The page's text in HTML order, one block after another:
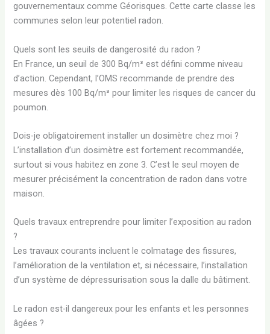
gouvernementaux comme Géorisques. Cette carte classe les
communes selon leur potentiel radon.
Quels sont les seuils de dangerosité du radon ?
En France, un seuil de 300 Bq/m³ est défini comme niveau
d’action. Cependant, l’OMS recommande de prendre des
mesures dès 100 Bq/m³ pour limiter les risques de cancer du
poumon.
Dois-je obligatoirement installer un dosimètre chez moi ?
L’installation d’un dosimètre est fortement recommandée,
surtout si vous habitez en zone 3. C’est le seul moyen de
mesurer précisément la concentration de radon dans votre
maison.
Quels travaux entreprendre pour limiter l’exposition au radon
?
Les travaux courants incluent le colmatage des fissures,
l’amélioration de la ventilation et, si nécessaire, l’installation
d’un système de dépressurisation sous la dalle du bâtiment.
Le radon est-il dangereux pour les enfants et les personnes
âgées ?